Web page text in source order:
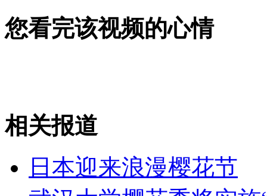
您看完该视频的心情
相关报道
日本迎来浪漫樱花节